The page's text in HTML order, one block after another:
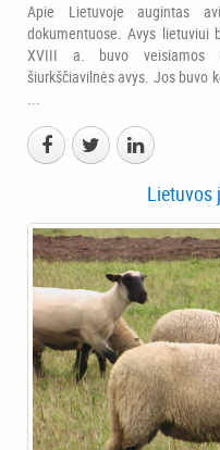
Apie Lietuvoje augintas
dokumentuose. Avys
XVIII a. buvo veisiamos
šiurkščiavilnės avys. Jos buvo
...
Lietuvos